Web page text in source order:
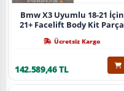
Bmw X3 Uyumlu 18-21 İçin
21+ Facelift Body Kit Parça
Ücretsiz Kargo
142.589,46 TL